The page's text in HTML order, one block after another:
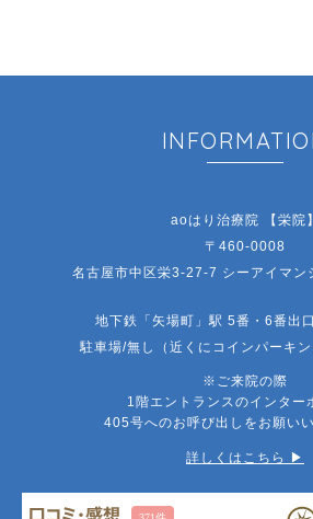
aoはり治療院 【栄院】
〒460-0008
名古屋市中区栄3-27-7 シーアイマン
地下鉄「矢場町」駅 5番・6番出
駐車場/無し（近くにコインパーキン
※ご来院の際
1階エントランスのインター
405号へのお呼び出しをお願いい
詳しくはこちら ▶︎